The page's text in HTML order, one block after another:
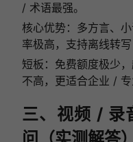
/ 术语最强。
核心优势：多方言、
率极高，支持离线转写
短板：免费额度极少
不高，更适合企业 / 专
三、视频 / 录